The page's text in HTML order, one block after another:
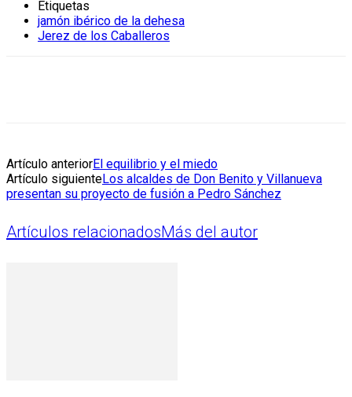
Etiquetas
jamón ibérico de la dehesa
Jerez de los Caballeros
Artículo anteriorEl equilibrio y el miedo
Artículo siguienteLos alcaldes de Don Benito y Villanueva
presentan su proyecto de fusión a Pedro Sánchez
Artículos relacionadosMás del autor